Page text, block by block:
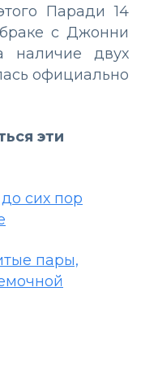
Паради 14
с Джонни
наличие двух
официально
эти
сих пор
пары,